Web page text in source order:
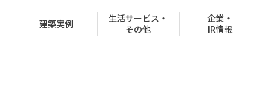
建築実例
生活サービス・
その他
企業・
IR情報